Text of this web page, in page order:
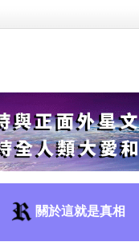
關於這就是真相